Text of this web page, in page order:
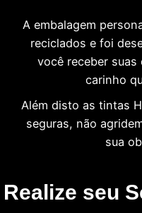
A embalagem
reciclados e foi
você receber suas
carinho
Além disto as tintas
seguras, não
sua
Realize seu